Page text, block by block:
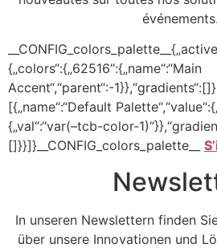
événements.
{„colors“:{„62516“:{„name“:“Main
Accent“,“parent“:-
[{„name“:“Default
{„val“:“var(–tcb-color-
[]}}]}__CONFIG_colors_palette__
In unseren Newslettern finden
über unsere Innovationen und